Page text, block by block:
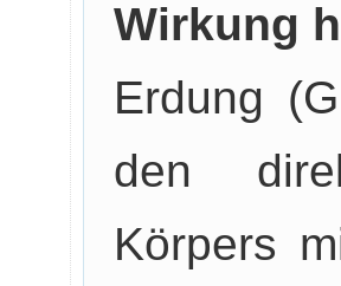
Wirkung
Erdung
den
Körpers